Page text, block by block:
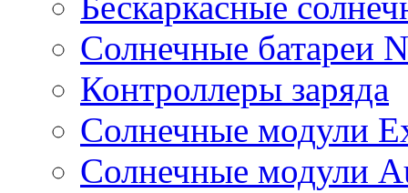
Солнечные батареи
Контроллеры заряда
Солнечные модули
Солнечные модули